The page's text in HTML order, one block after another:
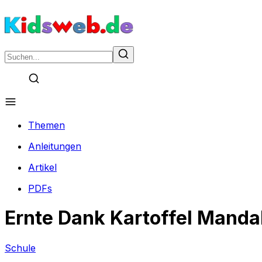
Themen
Anleitungen
Artikel
PDFs
Ernte Dank Kartoffel
Schule